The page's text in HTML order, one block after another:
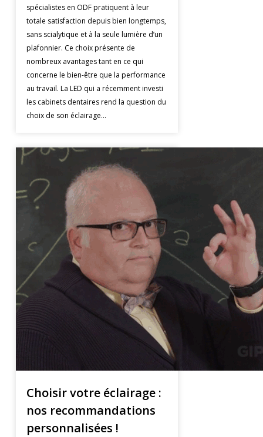
spécialistes en ODF pratiquent à leur
totale satisfaction depuis bien longtemps,
sans scialytique et à la seule lumière d’un
plafonnier. Ce choix présente de
nombreux avantages tant en ce qui
concerne le bien-être que la performance
au travail. La LED qui a récemment investi
les cabinets dentaires rend la question du
choix de son éclairage…
Choisir votre éclairage :
nos recommandations
personnalisées !